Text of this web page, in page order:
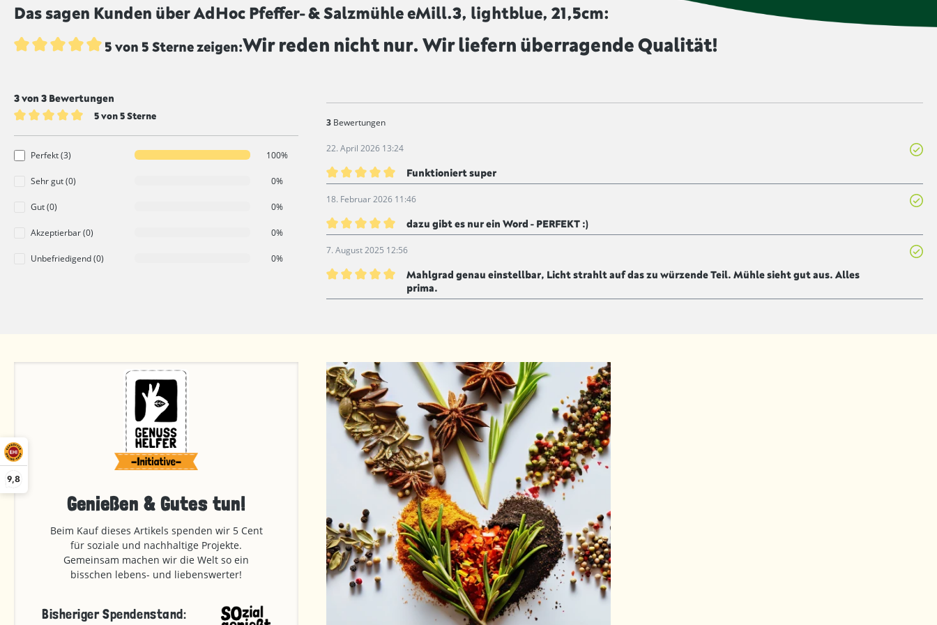
9,8
Das sagen Kunden über AdHoc Pfeffer- & Salzmühle eMill.3, lightblue, 21,5cm:
5 von 5 Sterne zeigen:Wir reden nicht nur. Wir liefern überragende Qualität!
3 von 3 Bewertungen
5 von 5 Sterne
Perfekt (3) 100%
Sehr gut (0) 0%
Gut (0) 0%
Akzeptierbar (0) 0%
Unbefriedigend (0) 0%
3 Bewertungen
22. April 2026 13:24
Bewertung mit 5 von 5 Sternen
Funktioniert super
18. Februar 2026 11:46
Bewertung mit 5 von 5 Sternen
dazu gibt es nur ein Word - PERFEKT :)
7. August 2025 12:56
Bewertung mit 5 von 5 Sternen
Mahlgrad genau einstellbar, Licht strahlt auf das zu würzende Teil. Mühle sieht gut aus. Alles
prima.
Genießen & Gutes tun!
Beim Kauf dieses Artikels spenden wir 5 Cent
für soziale und nachhaltige Projekte.
Gemeinsam machen wir die Welt so ein
bisschen lebens- und liebenswerter!
Bisheriger Spendenstand: